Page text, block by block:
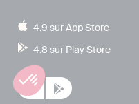
4.9 sur App Store
4.8 sur Play Store